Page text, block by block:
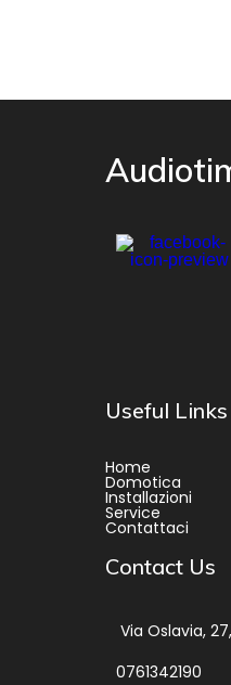
Useful Links
Home
Domotica
Installazioni
Service
Contattaci
Contact Us
Via Oslavia,
0761342190